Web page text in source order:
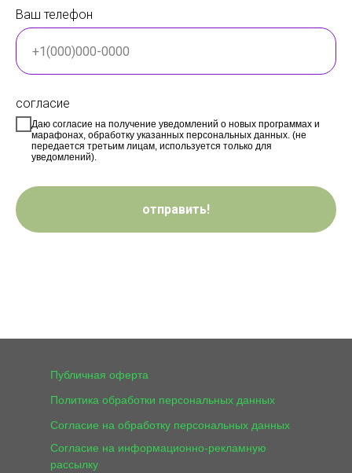
Ваш телефон
согласие
Даю согласие на получение уведомлений о новых программах и
марафонах, обработку указанных персональных данных. (не
передается третьим лицам, используется только для
уведомлений).
отправить!
Политика обработки персональных данных
Публичная оферта
Согласие на обработку персональных данных
Согласие на информационно-рекламную
рассылку